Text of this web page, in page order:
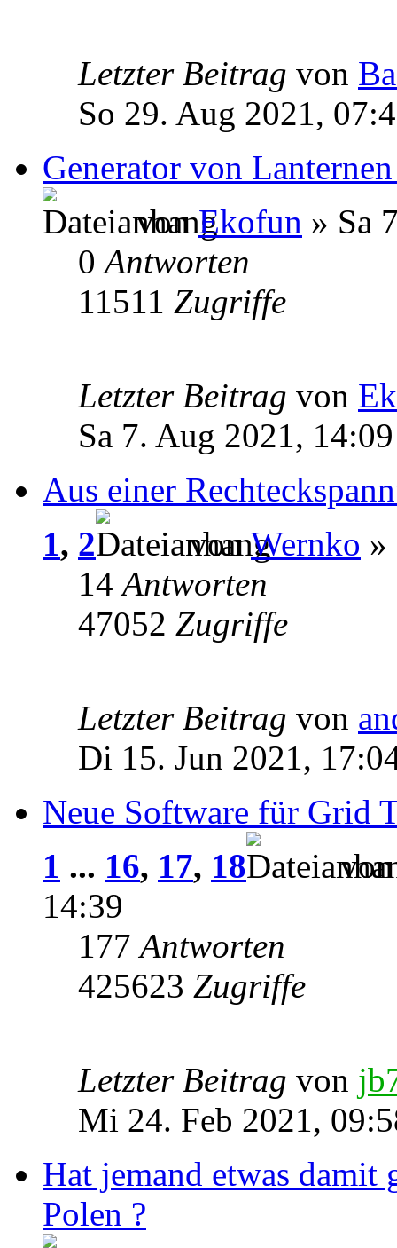
Letzter Beitrag von
So 29. Aug 2021,
Generator von
vonEkofun » Sa
0Antworten
11511 Zugriffe
Letzter Beitrag von
Sa 7. Aug 2021, 14:09
Aus einer
1, 2 vonWernko »
14Antworten
47052 Zugriffe
Letzter Beitrag von
Di 15. Jun 2021,
Neue Software für Grid
1 ... 16, 17, 18
14:39
177Antworten
425623 Zugriffe
Letzter Beitrag von
Mi 24. Feb 2021,
Hat jemand etwas
Polen ?